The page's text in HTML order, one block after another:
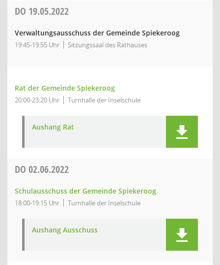
DO 19.05.2022
Verwaltungsausschuss der Gemeinde Spiekeroog
19:45-19:55 Uhr Sitzungssaal des Rathauses
Rat der Gemeinde Spiekeroog
20:00-23:20 Uhr Turnhalle der Inselschule
Aushang Rat
DO 02.06.2022
Schulausschuss der Gemeinde Spiekeroog
18:00-19:15 Uhr Turnhalle der Inselschule
Aushang Ausschuss